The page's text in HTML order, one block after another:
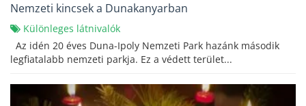
Nemzeti kincsek a Dunakanyarban
Különleges látnivalók
Az idén 20 éves Duna-Ipoly Nemzeti Park hazánk második
legfiatalabb nemzeti parkja. Ez a védett terület...